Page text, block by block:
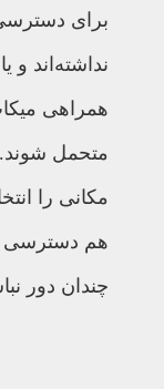
برای
نداشته‌اند و
همراهی
متحمل شوند.
مکانی را
هم دسترسی
چندان دور